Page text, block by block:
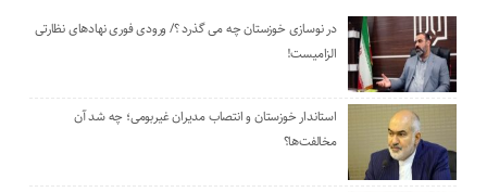
در نوسازی خوزستان چه می گذرد ؟/ ورودی فوری نهادهای نظارتی
الزامیست!
استاندار خوزستان و انتصاب مدیران غیربومی؛ چه شد آن
مخالفت‌ها؟